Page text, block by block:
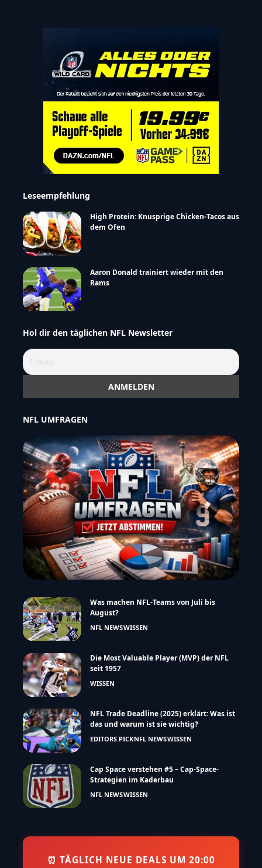
Leseempfehlung
High Protein: Knusprige Chicken-Tacos aus
dem Ofen
Aaron Donald trainiert wieder mit den
Rams
Hol dir den täglichen NFL Newsletter
NFL UMFRAGEN
Was machen NFL-Teams von Juli bis
August?
NFL NEWSWISSEN
Die Most Valuable Player (MVP) der NFL
seit 1957
WISSEN
NFL Trade Deadline (2025) erklärt: Was ist
das und warum ist sie wichtig?
EDITORS PICKNFL NEWSWISSEN
Cap Space verstehen #5 – Cap-Space-
Strategien im Kaderbau
NFL NEWSWISSEN
⏰ TÄGLICH NEUE DEALS UM 20:00